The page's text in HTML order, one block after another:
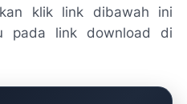
klik link dibawah ini
pada link download di